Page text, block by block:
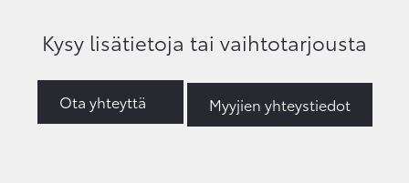
Kysy lisätietoja tai vaihtotarjousta
Ota yhteyttä Myyjien yhteystiedot